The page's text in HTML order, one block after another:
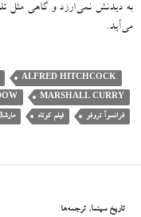
به دیدنش نمی‌ارزد و گاهی مثل
می‌آید.
ALFRED HITCHCOCK
MARSHALL CURRY
فرانسوآ تروفو فیلم کوتاه
تاریخ سینما, ترجمه‌ها